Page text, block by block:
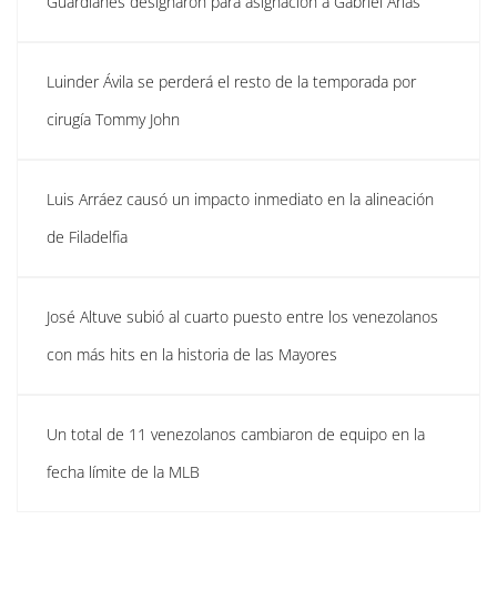
Luinder Ávila se perderá el resto de la temporada por
cirugía Tommy John
Luis Arráez causó un impacto inmediato en la alineación
de Filadelfia
José Altuve subió al cuarto puesto entre los venezolanos
con más hits en la historia de las Mayores
Un total de 11 venezolanos cambiaron de equipo en la
fecha límite de la MLB